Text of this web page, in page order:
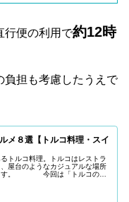
行便の利用で約12時
負担も考慮したうえで
メ８選【トルコ料理・スイ
トルコ料理。トルコはレストラ
屋台のようなカジュアルな場所
ます。 今回は「トルコのお